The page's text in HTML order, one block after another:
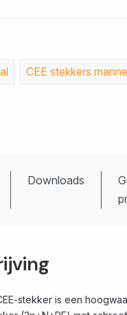
CEE stekkers
Downloads
stekker is een